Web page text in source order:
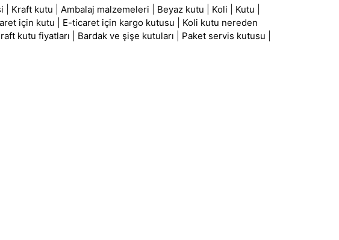
Kraft kutu Ambalaj malzemeleri Beyaz kutu Koli Kutu
için kutu E-ticaret için kargo kutusu
Koli kutu nereden
kutu fiyatları Bardak ve şişe kutuları Paket servis kutusu